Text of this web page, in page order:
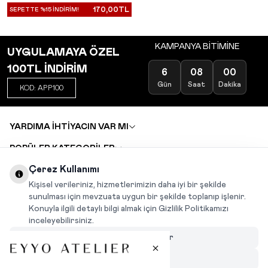
SEPETTE %15 İNDİRİM! 170,00TL
UYGULAMAYA ÖZEL
100TL İNDİRİM
KOD: APP100
KAMPANYA BİTİMİNE
6
Gün
08
Saat
00
Dakika
YARDIMA İHTİYACIN VAR MI
POPÜLER KATEGORİLER
DEĞİŞİM VE İADE TALEBİ
KARIYER
INSTAGRAM
Çerez Kullanımı
Kişisel verileriniz, hizmetlerimizin daha iyi bir şekilde
sunulması için mevzuata uygun bir şekilde toplanıp işlenir.
Konuyla ilgili detaylı bilgi almak için Gizlilik Politikamızı
inceleyebilirsiniz.
Çerezleri Özelleştir